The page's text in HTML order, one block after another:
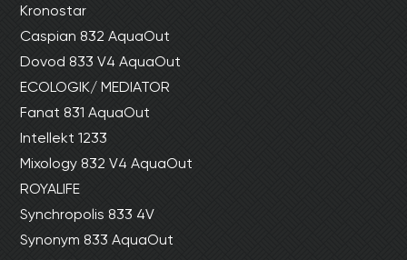
Kronostar
Caspian 832 AquaOut
Dovod 833 V4 AquaOut
ECOLOGIK/ MEDIATOR
Fanat 831 AquaOut
Intellekt 1233
Mixology 832 V4 AquaOut
ROYALIFE
Synchropolis 833 4V
Synonym 833 AquaOut